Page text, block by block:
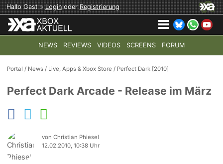
Hallo Gast »LoginoderRegistrierung
NEWS REVIEWS VIDEOS SCREENS FORUM
TOP-THEMEN: COD: MODERN WARFARE 4 HALO:
Portal / News / Live, Apps & Xbox Store / Perfect Dark [2010]
Perfect Dark Arcade - Release im März
von Christian Phiesel
12.02.2010, 10:38 Uhr